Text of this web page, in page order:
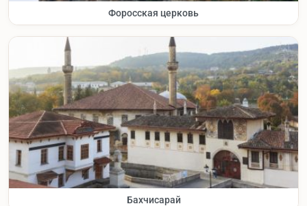
Форосская церковь
Бахчисарай